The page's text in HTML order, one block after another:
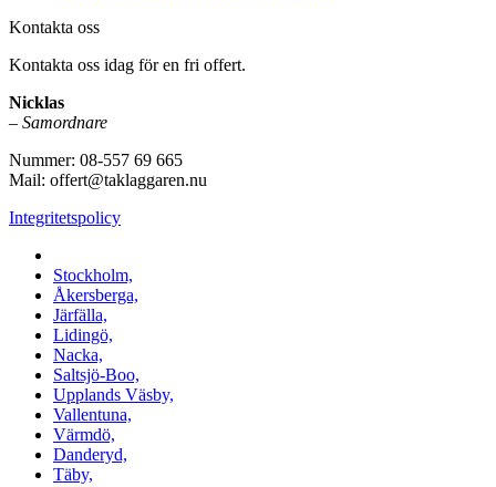
Kontakta oss
Kontakta oss idag för en fri offert.
Nicklas
– Samordnare
Nummer: 08-557 69 665
Mail: offert@taklaggaren.nu
Integritetspolicy
Stockholm,
Åkersberga,
Järfälla,
Lidingö,
Nacka,
Saltsjö-Boo,
Upplands Väsby,
Vallentuna,
Värmdö,
Danderyd,
Täby,